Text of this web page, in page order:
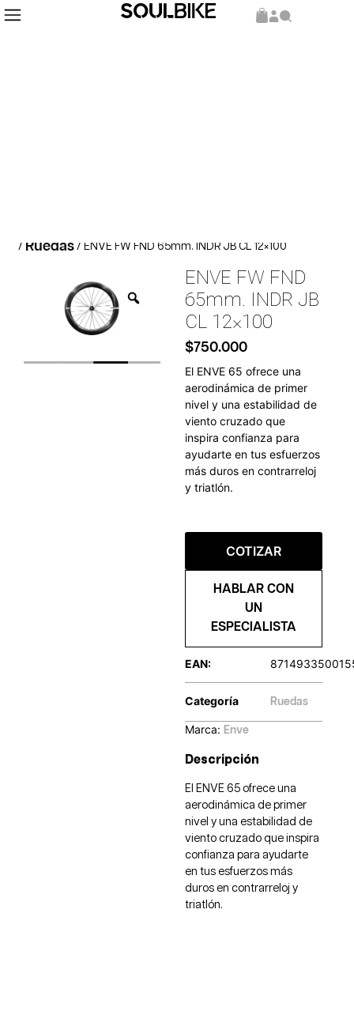
/ Ruedas / ENVE FW FND 65mm. INDR JB CL 12×100
ENVE FW FND
65mm. INDR JB
CL 12×100
$750.000
El ENVE 65 ofrece una
aerodinámica de primer
nivel y una estabilidad de
viento cruzado que
inspira confianza para
ayudarte en tus esfuerzos
más duros en contrarreloj
y triatlón.
COTIZAR
HABLAR CON
UN
ESPECIALISTA
EAN:
Categoría Ruedas
Marca: Enve
Descripción
El ENVE 65 ofrece una
aerodinámica de primer
nivel y una estabilidad de
viento cruzado que inspira
confianza para ayudarte
en tus esfuerzos más
duros en contrarreloj y
triatlón.